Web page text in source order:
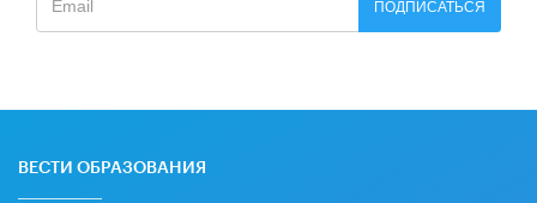
ПОДПИСАТЬСЯ
ВЕСТИ ОБРАЗОВАНИЯ